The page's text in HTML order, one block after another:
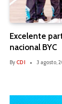
Excelente
nacional BYC
ByCDI 3 agosto,